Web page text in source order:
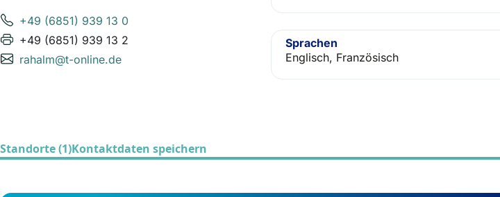
+49 (6851) 939 13 0
+49 (6851) 939 13 2
rahalm@t-online.de
Sprachen
Englisch, Französisch
Standorte (1)Kontaktdaten speichern